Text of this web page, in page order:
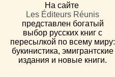
На сайте
Les Éditeurs Réunis
представлен богатый
выбор русских книг с
пересылкой по всему миру:
букинистика, эмигрантские
издания и новые книги.